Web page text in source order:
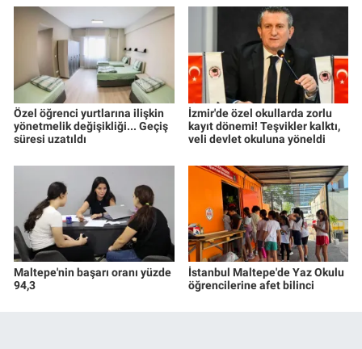
Özel öğrenci yurtlarına ilişkin
yönetmelik değişikliği... Geçiş
süresi uzatıldı
İzmir'de özel okullarda zorlu
kayıt dönemi! Teşvikler kalktı,
veli devlet okuluna yöneldi
Maltepe'nin başarı oranı yüzde
94,3
İstanbul Maltepe'de Yaz Okulu
öğrencilerine afet bilinci